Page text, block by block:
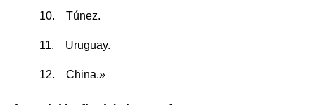
10. Túnez.
11. Uruguay.
12. China.»